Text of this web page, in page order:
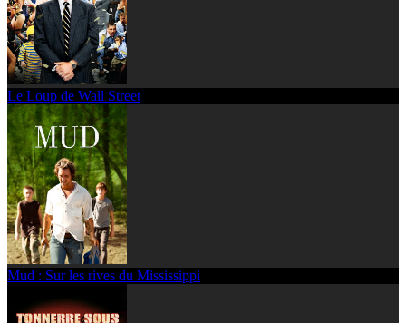
Le Loup de Wall Street
Mud : Sur les rives du Mississippi